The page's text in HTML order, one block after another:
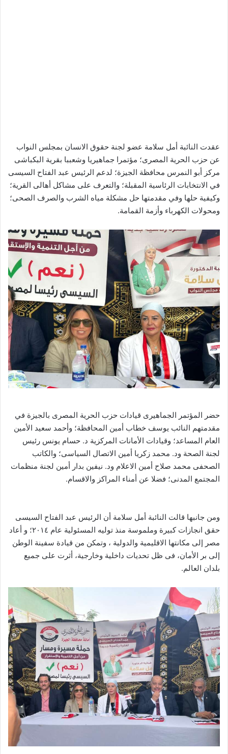
عقدت النائبة أمل سلامة عضو لجنة حقوق الانسان بمجلس النواب
عن حزب الحرية المصرى؛ مؤتمرا جماهيريا وشعببا بقرية البكباشى
مركز أبو النمرس محافظة الجيزة؛ لدعم الرئيس عبد الفتاح السيسى
في الانتخابات الرئاسية المقبلة؛ والتعرف على مشاكل أهالى القرية؛
وكيفية حلها وفي مقدمتها حل مشكلة مياه الشرب والصرف الصحى؛
ومحولات الكهرباء وأزمة القمامة.
حضر المؤتمر الجماهيرى قيادات حزب الحرية المصرى بالجيزة في
مقدمتهم النائب يوسف خطاب أمين المحافظة؛ وأحمد سعيد الأمين
العام المساعد؛ وقيادات الأمانات المركزية د. حسام يونس رئيس
لجنة الصحة ود. محمد زكريا أمين الاتصال السياسى؛ والكاتب
الصحفى محمد صلاح أمين الاعلام ود. نيفين بدار أمين لجنة منظمات
المجتمع المدنى؛ فضلا عن أمناء المراكز والاقسام.
ومن جانبها قالت النائبة أمل سلامة أن الرئيس عبد الفتاح السيسى
حقق انجازات كبيرة وملموسة منذ توليه المسئولية عام ٢٠١٤؛ و أعاد
مصر إلى مكانتها الاقليمية والدولية ، وتمكن من قيادة سفينة الوطن
إلى بر الأمان، فى ظل تحديات داخلية وخارجية، أثرت على جميع
بلدان العالم.